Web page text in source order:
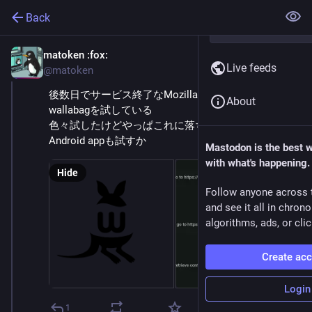
Back
matoken :fox:
@matoken
後数日でサービス終了なMozillaのPocketの後継に
wallabagを試している
色々試したけどやっぱこれに落ち着きそう?
Android appも試すか
Hide
1
Live feeds
About
Mastodon is the best
with what's happening.
Follow anyone across
and see it all in
algorithms, ads, or
Create
Login